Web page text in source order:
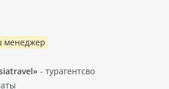
менеджер
- турагентсво